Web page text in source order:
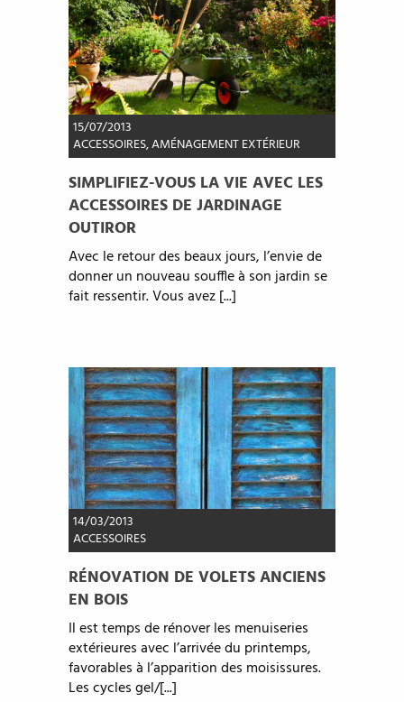
15/07/2013
ACCESSOIRES,AMÉNAGEMENT EXTÉRIEUR
SIMPLIFIEZ-VOUS LA VIE AVEC LES
ACCESSOIRES DE JARDINAGE
OUTIROR
Avec le retour des beaux jours, l’envie de
donner un nouveau souffle à son jardin se
fait ressentir. Vous avez [...]
14/03/2013
ACCESSOIRES
RÉNOVATION DE VOLETS ANCIENS
EN BOIS
Il est temps de rénover les menuiseries
extérieures avec l’arrivée du printemps,
favorables à l’apparition des moisissures.
Les cycles gel/[...]